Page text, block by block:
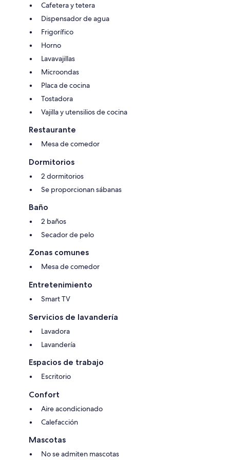
Cafetera y tetera
Dispensador de agua
Frigorífico
Horno
Lavavajillas
Microondas
Placa de cocina
Tostadora
Vajilla y utensilios de cocina
Restaurante
Mesa de comedor
Dormitorios
2 dormitorios
Se proporcionan sábanas
Baño
2 baños
Secador de pelo
Zonas comunes
Mesa de comedor
Entretenimiento
Smart TV
Servicios de lavandería
Lavadora
Lavandería
Espacios de trabajo
Escritorio
Confort
Aire acondicionado
Calefacción
Mascotas
No se admiten mascotas